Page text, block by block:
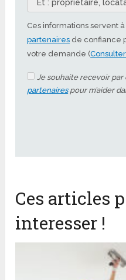
Ces informations servent
partenaires de confiance
votre demande (
Je souhaite recevoir
partenairespour m’aider
Ces articles
interesser !